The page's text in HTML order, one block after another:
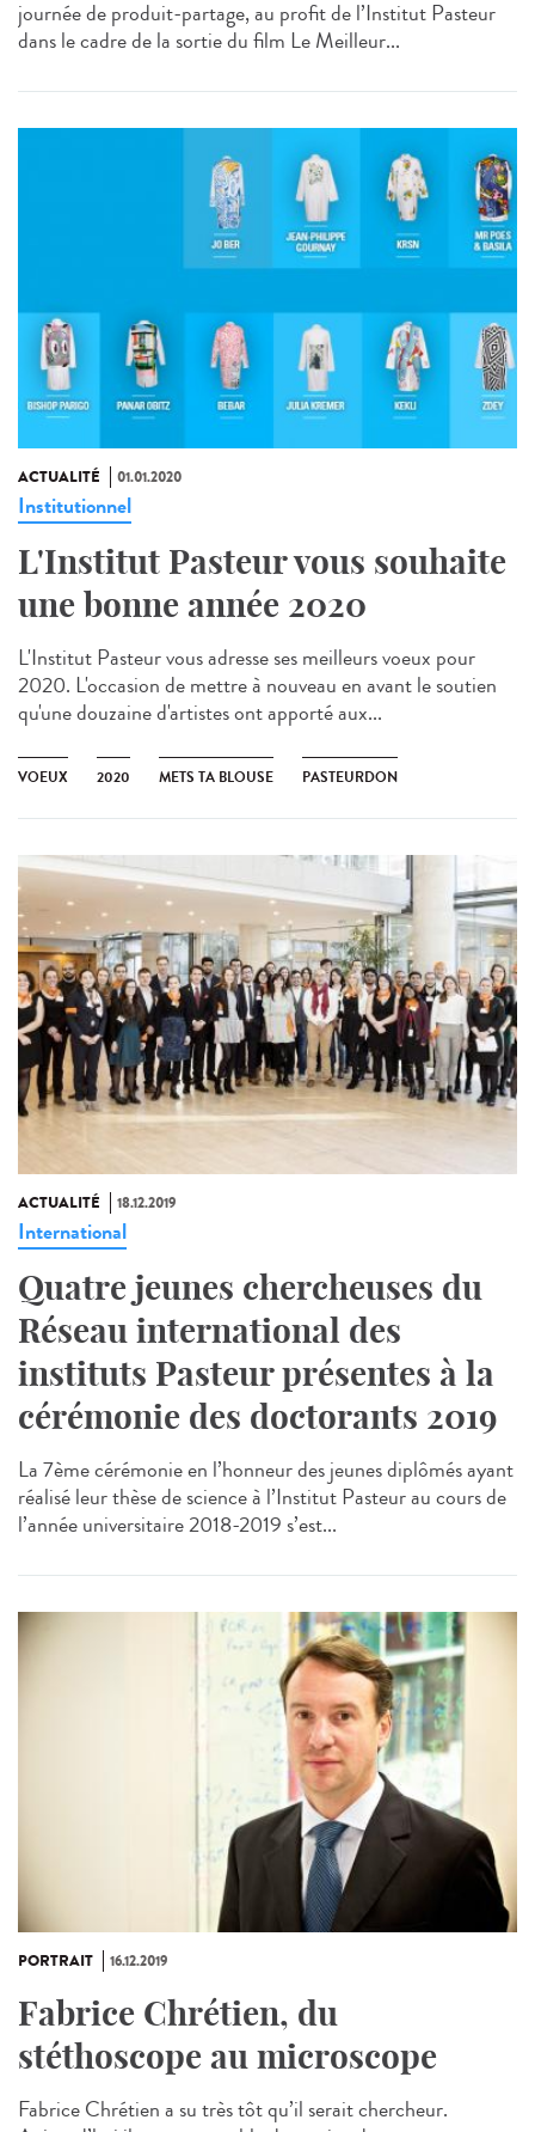
journée de produit-partage, au profit de l’Institut Pasteur
dans le cadre de la sortie du film Le Meilleur...
ACTUALITÉ 01.01.2020
Institutionnel
L'Institut Pasteur vous souhaite
une bonne année 2020
L'Institut Pasteur vous adresse ses meilleurs voeux pour
2020. L'occasion de mettre à nouveau en avant le soutien
qu'une douzaine d'artistes ont apporté aux...
VOEUX 2020 METS TA BLOUSE PASTEURDON
ACTUALITÉ 18.12.2019
International
Quatre jeunes chercheuses du
Réseau international des
instituts Pasteur présentes à la
cérémonie des doctorants 2019
La 7ème cérémonie en l’honneur des jeunes diplômés ayant
réalisé leur thèse de science à l’Institut Pasteur au cours de
l’année universitaire 2018-2019 s’est...
PORTRAIT 16.12.2019
Fabrice Chrétien, du
stéthoscope au microscope
Fabrice Chrétien a su très tôt qu’il serait chercheur.